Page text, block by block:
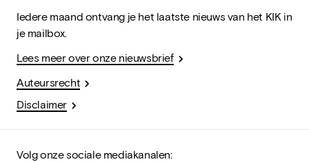
Iedere maand ontvang je het laatste nieuws van het KIK in
je mailbox.
Lees meer over onze nieuwsbrief
Auteursrecht
Disclaimer
Volg onze sociale mediakanalen: